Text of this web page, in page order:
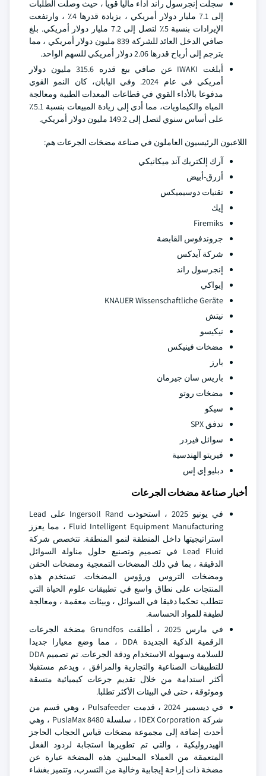
سجلت إنجرسول راند أداء ماليا قويا ، حيث وصلت الطلبات
إلى 7.1 مليار دولار أمريكي ، بزيادة قدرها 4٪ ، وارتفعت
الإيرادات بنسبة 5٪ لتصل إلى 7.2 مليار دولار أمريكي. بلغ
صافي الدخل العائد للشركة 839 مليون دولار أمريكي ، مما
يترجم إلى أرباح قدرها 2.06 دولار أمريكي للسهم الواحد.
أبلغت IWAKI عن صافي بيع قدره 315.6 مليون دولار
أمريكي في عام 2024. وفي اليابان، كان النمو القوي
مدفوعا بالأداء القوي في قطاعات المعدات الطبية ومعالجة
المياه والكيماويات، مما أدى إلى زيادة المبيعات بنسبة 5.1٪
على أساس سنوي لتصل إلى 149.2 مليون دولار أمريكي.
اللاعبون الرئيسيون العاملون في صناعة مضخات الجرعات هم:
آرك إلكتريك آند ميكانيكي
أزرق-أبيض
تقنيات دوسيميكس
إيك
Firemiks
جروندفوس القابضة
شركة آيدكس
إنجرسول راند
إيواكي
KNAUER Wissenschaftliche Geräte
نيتش
نيكيسو
مضخات فينيكس
بارز
باريس سان جيرمان
مضخات روتو
سيكو
تدفق SPX
سوائل فيردر
فيريتو الهندسية
دبليو إي إس
أخبار صناعة مضخات الجرعات
في يونيو 2025 ، استحوذت Ingersoll Rand على Lead
Fluid Intelligent Equipment Manufacturing ، مما يعزز
استراتيجيتها داخل المنطقة لنمو المنطقة. تتخصص شركة
Lead Fluid في تصميم وتصنيع حلول مناولة السوائل
الدقيقة ، بما في ذلك المضخات التمعجية ومضخات الحقن
ومضخات التروس ورؤوس المضخات. تستخدم هذه
المنتجات على نطاق واسع في تطبيقات علوم الحياة التي
تتطلب تحكما دقيقا في السوائل ، وبيئات معقمة ، ومعالجة
لطيفة للمواد الحساسة.
في مارس 2025 ، أطلقت Grundfos مضخة الجرعات
الرقمية الذكية الجديدة DDA ، مما وضع معيارا جديدا
للسلامة وسهولة الاستخدام ودقة الجرعات. تم تصميم DDA
للتطبيقات الصناعية والتجارية والمرافق ، ويدعم مستقبلا
أكثر استدامة من خلال تقديم جرعات كيميائية متسقة
وموثوقة ، حتى في البيئات الأكثر تطلبا.
في ديسمبر 2024 ، قدمت Pulsafeeder ، وهي قسم من
شركة IDEX Corporation ، سلسلة PuslaMax 8480 ، وهي
أحدث إضافة إلى مجموعة مضخات قياس الحجاب الحاجز
الهيدروليكية ، والتي تم تطويرها استجابة لردود الفعل
المتعمقة من العملاء المحليين. هذه المضخة عبارة عن
مضخة ذات إزاحة إيجابية وخالية من التسرب، وتتميز بغشاء